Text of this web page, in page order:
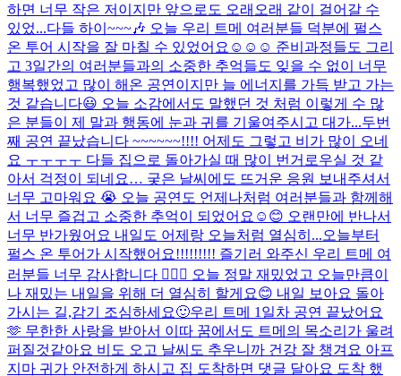
하면 너무 작은 저이지만 앞으로도 오래오래 같이 걸어갈 수
있었...다들 하이~~~🎶 오늘 우리 트메 여러분들 덕분에 펄스
온 투어 시작을 잘 마칠 수 있었어요☺️☺️☺️ 준비과정들도 그리
고 3일간의 여러분들과의 소중한 추억들도 잊을 수 없이 너무
행복했었고 많이 해온 공연이지만 늘 에너지를 가득 받고 가는
것 같습니다😃 오늘 소감에서도 말했던 것 처럼 이렇게 수 많
은 분들이 제 말과 행동에 눈과 귀를 기울여주시고 대가...두번
째 공연 끝났습니다 ~~~~~~!!!! 어제도 그렇고 비가 많이 오네
요 ㅜㅜㅜㅜ 다들 집으로 돌아가실 때 많이 번거로우실 것 같
아서 걱정이 되네요… 궂은 날씨에도 뜨거운 응원 보내주셔서
너무 고마워요 😭 오늘 공연도 언제나처럼 여러분들과 함께해
서 너무 즐겁고 소중한 추억이 되었어요☺️😊 오랜만에 반나서
너무 반가웠어요 내일도 어제랑 오늘처럼 열심히...오늘부터
펄스 온 투어가 시작했어요!!!!!!!!! 즐기러 와주신 우리 트메 여
러분들 너무 감사합니다 🙇🏻‍♂️ 오늘 정말 재밌었고 오늘만큼이
나 재밌는 내일을 위해 더 열심히 할게요😊 내일 보아요 돌아
가시는 길,감기 조심하세요🙂우리 트메 1일차 공연 끝났어요
🫶 무한한 사랑을 받아서 이따 꿈에서도 트메의 목소리가 울려
퍼질것같아요 비도 오고 날씨도 추우니까 건강 잘 챙겨요 아프
지마 귀가 안전하게 하시고 집 도착하면 댓글 달아요 도착 했